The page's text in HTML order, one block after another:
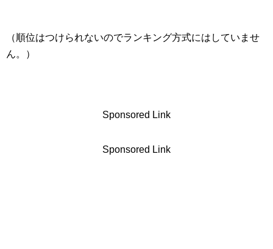
（順位はつけられないのでランキング方式にはしていませ
ん。）
Sponsored Link
Sponsored Link